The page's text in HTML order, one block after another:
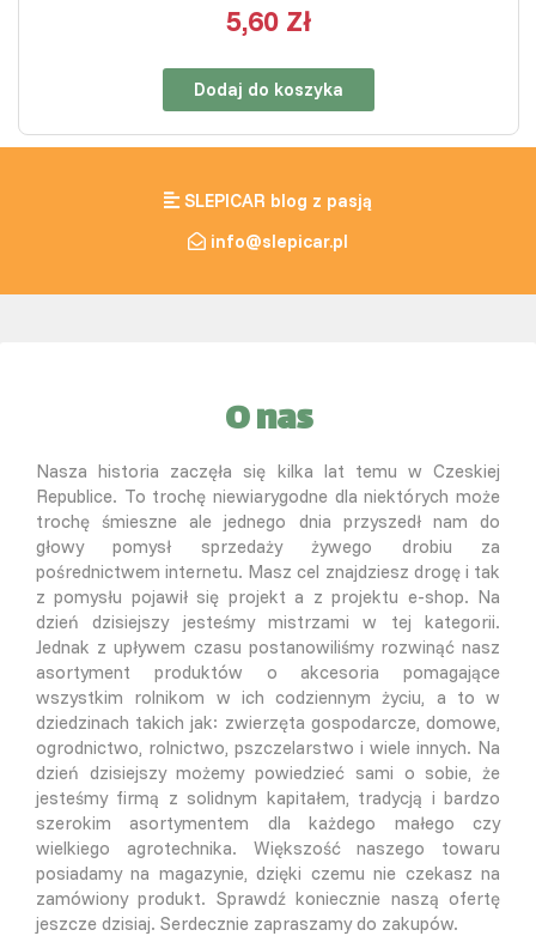
5,60 Zł
Dodaj do koszyka
SLEPICAR blog z pasją
info@slepicar.pl
O nas
Nasza historia zaczęła się kilka lat temu w Czeskiej
Republice. To trochę niewiarygodne dla niektórych może
trochę śmieszne ale jednego dnia przyszedł nam do
głowy pomysł sprzedaży żywego drobiu za
pośrednictwem internetu. Masz cel znajdziesz drogę i tak
z pomysłu pojawił się projekt a z projektu e-shop. Na
dzień dzisiejszy jesteśmy mistrzami w tej kategorii.
Jednak z upływem czasu postanowiliśmy rozwinąć nasz
asortyment produktów o akcesoria pomagające
wszystkim rolnikom w ich codziennym życiu, a to w
dziedzinach takich jak: zwierzęta gospodarcze, domowe,
ogrodnictwo, rolnictwo, pszczelarstwo i wiele innych. Na
dzień dzisiejszy możemy powiedzieć sami o sobie, że
jesteśmy firmą z solidnym kapitałem, tradycją i bardzo
szerokim asortymentem dla każdego małego czy
wielkiego agrotechnika. Większość naszego towaru
posiadamy na magazynie, dzięki czemu nie czekasz na
zamówiony produkt. Sprawdź koniecznie naszą ofertę
jeszcze dzisiaj. Serdecznie zapraszamy do zakupów.